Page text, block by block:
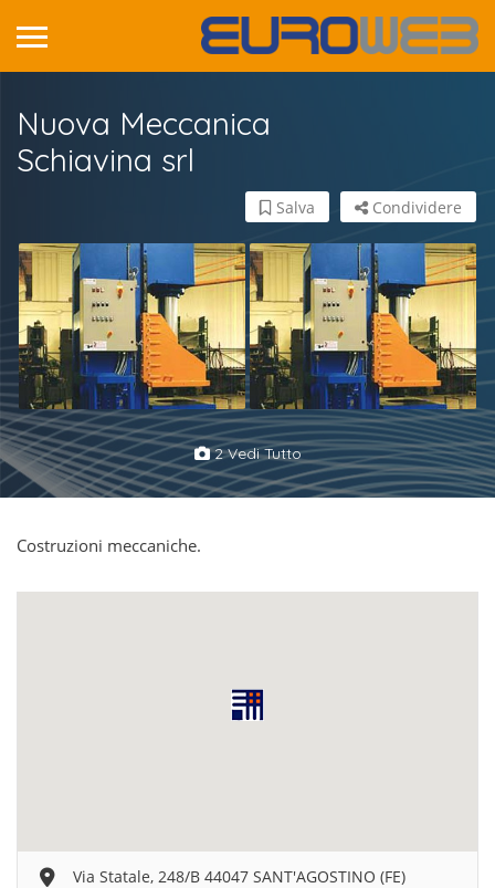
Nuova Meccanica
Schiavina srl
Condividere
Salva
2 Vedi Tutto
Costruzioni meccaniche.
Via Statale, 248/B 44047 SANT'AGOSTINO (FE)